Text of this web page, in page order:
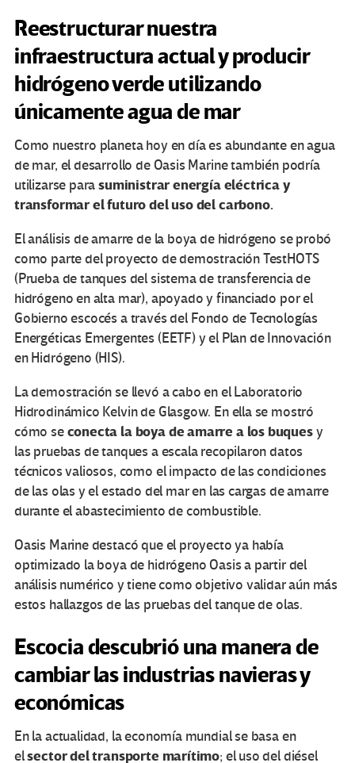
Reestructurar nuestra
infraestructura actual y producir
hidrógeno verde utilizando
únicamente agua de mar
Como nuestro planeta hoy en día es abundante en agua
de mar, el desarrollo de Oasis Marine también podría
utilizarse parasuministrar energía eléctrica y
transformar el futuro del uso del carbono.
El análisis de amarre de la boya de hidrógeno se probó
como parte del proyecto de demostración TestHOTS
(Prueba de tanques del sistema de transferencia de
hidrógeno en alta mar), apoyado y financiado por el
Gobierno escocés a través del Fondo de Tecnologías
Energéticas Emergentes (EETF) y el Plan de Innovación
en Hidrógeno (HIS).
La demostración se llevó a cabo en el Laboratorio
Hidrodinámico Kelvin de Glasgow. En ella se mostró
cómo seconecta la boya de amarre a los buquesy
las pruebas de tanques a escala recopilaron datos
técnicos valiosos, como el impacto de las condiciones
de las olas y el estado del mar en las cargas de amarre
durante el abastecimiento de combustible.
Oasis Marine destacó que el proyecto ya había
optimizado la boya de hidrógeno Oasis a partir del
análisis numérico y tiene como objetivo validar aún más
estos hallazgos de las pruebas del tanque de olas.
Escocia descubrió una manera de
cambiar las industrias navieras y
económicas
En la actualidad, la economía mundial se basa en
elsector del transporte marítimo; el uso del diésel